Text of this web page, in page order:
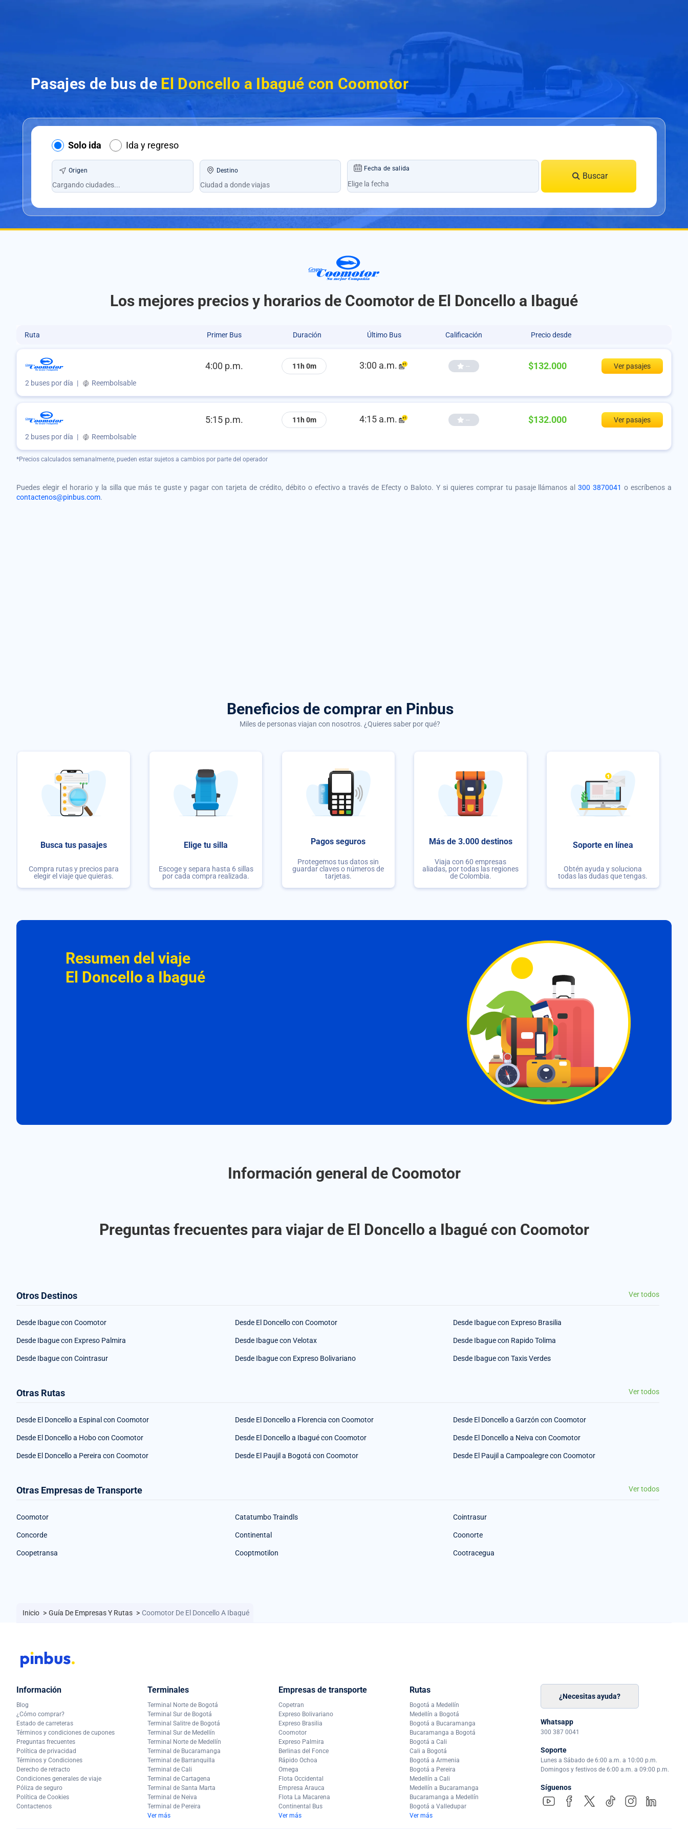
Pasajes de bus de El Doncello a Ibagué con Coomotor
Solo ida Ida y regreso
Origen Destino Fecha de salida
Buscar
Los mejores precios y horarios de Coomotor de El Doncello a Ibagué
Ruta Primer Bus Duración Último Bus Calificación Precio desde
4:00 p.m. 11h 0m 3:00 a.m. -- $132.000 Ver pasajes
2 buses por día | Reembolsable
5:15 p.m. 11h 0m 4:15 a.m. -- $132.000 Ver pasajes
2 buses por día | Reembolsable
*Precios calculados semanalmente, pueden estar sujetos a cambios por parte del operador
Puedes elegir el horario y la silla que más te guste y pagar con tarjeta de crédito, débito o efectivo a través de Efecty o Baloto. Y si quieres comprar tu pasaje llámanos al300 3870041 o escríbenos a
contactenos@pinbus.com.
Beneficios de comprar en Pinbus
Miles de personas viajan con nosotros. ¿Quieres saber por qué?
Busca tus pasajes
Compra rutas y precios para
elegir el viaje que quieras.
Elige tu silla
Escoge y separa hasta 6 sillas
por cada compra realizada.
Pagos seguros
Protegemos tus datos sin
guardar claves o números de
tarjetas.
Más de 3.000 destinos
Viaja con 60 empresas
aliadas, por todas las regiones
de Colombia.
Soporte en línea
Obtén ayuda y soluciona
todas las dudas que tengas.
Resumen del viaje
El Doncello a Ibagué
Información general de Coomotor
Preguntas frecuentes para viajar de El Doncello a Ibagué con Coomotor
Otros Destinos Ver todos
Desde Ibague con Coomotor Desde El Doncello con Coomotor Desde Ibague con Expreso Brasilia
Desde Ibague con Expreso Palmira Desde Ibague con Velotax Desde Ibague con Rapido Tolima
Desde Ibague con Cointrasur Desde Ibague con Expreso Bolivariano Desde Ibague con Taxis Verdes
Otras Rutas Ver todos
Desde El Doncello a Espinal con Coomotor Desde El Doncello a Florencia con Coomotor Desde El Doncello a Garzón con Coomotor
Desde El Doncello a Hobo con Coomotor Desde El Doncello a Ibagué con Coomotor Desde El Doncello a Neiva con Coomotor
Desde El Doncello a Pereira con Coomotor Desde El Paujil a Bogotá con Coomotor Desde El Paujil a Campoalegre con Coomotor
Otras Empresas de Transporte Ver todos
Coomotor Catatumbo Traindls Cointrasur
Concorde Continental Coonorte
Coopetransa Cooptmotilon Cootracegua
Inicio > Guía De Empresas Y Rutas > Coomotor De El Doncello A Ibagué
Información
Blog
¿Cómo comprar?
Estado de carreteras
Términos y condiciones de cupones
Preguntas frecuentes
Política de privacidad
Términos y Condiciones
Derecho de retracto
Condiciones generales de viaje
Póliza de seguro
Política de Cookies
Contactenos
Terminales
Terminal Norte de Bogotá
Terminal Sur de Bogotá
Terminal Salitre de Bogotá
Terminal Sur de Medellín
Terminal Norte de Medellín
Terminal de Bucaramanga
Terminal de Barranquilla
Terminal de Cali
Terminal de Cartagena
Terminal de Santa Marta
Terminal de Neiva
Terminal de Pereira
Ver más
Empresas de transporte
Copetran
Expreso Bolivariano
Expreso Brasilia
Coomotor
Expreso Palmira
Berlinas del Fonce
Rápido Ochoa
Omega
Flota Occidental
Empresa Arauca
Flota La Macarena
Continental Bus
Ver más
Rutas
Bogotá a Medellín
Medellín a Bogotá
Bogotá a Bucaramanga
Bucaramanga a Bogotá
Bogotá a Cali
Cali a Bogotá
Bogotá a Armenia
Bogotá a Pereira
Medellín a Cali
Medellín a Bucaramanga
Bucaramanga a Medellín
Bogotá a Valledupar
Ver más
¿Necesitas ayuda?
Whatsapp
300 387 0041
Soporte
Lunes a Sábado de 6:00 a.m. a 10:00 p.m.
Domingos y festivos de 6:00 a.m. a 09:00 p.m.
Síguenos